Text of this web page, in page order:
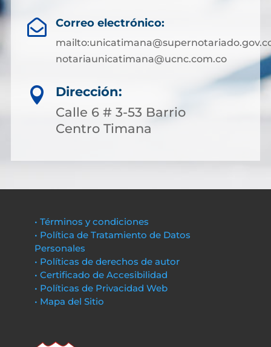
 Correo electrónico:
notariaunicatimana@ucnc.com.co

Dirección:
Calle 6 # 3-53 Barrio
Centro Timana
• Términos y condiciones
• Política de Tratamiento de Datos
Personales
• Políticas de derechos de autor
• Certificado de Accesibilidad
• Políticas de Privacidad Web
• Mapa del Sitio